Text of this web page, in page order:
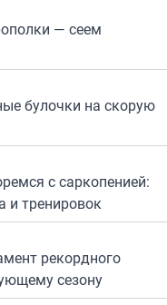
— сеем
булочки на скорую
с саркопенией:
и тренировок
рекордного
сезону